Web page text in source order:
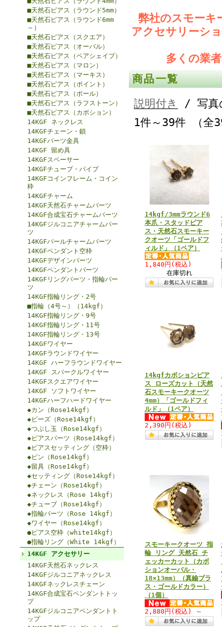
■天然石ピアス（ラウンド5mm）
■天然石ピアス（ラウンド6mm
～）
■天然石ピアス（スクエア）
■天然石ピアス（オーバル）
■天然石ピアス（ペアシェイプ）
■天然石ピアス（マロン）
■天然石ピアス（マーキス）
■天然石ピアス（ポイント）
■天然石ピアス（ボール）
■天然石ピアス（ラフストーン）
■天然石ピアス（カボション）
14KGF ネックレス
14KGFチェーン・鎖
14KGFパーツ金具
14KGF 留め具
14KGFスペーサー
14KGFチューブ・パイプ
14KGFコインフレーム・コイン
枠
14KGFチャーム
14KGF天然石チャームパーツ
14KGF合成宝石チャームパーツ
14KGFジルコニアチャームパー
ツ
14KGFパールチャームパーツ
14KGFペンダント空枠
14KGFデザインパーツ
14KGFペンダントパーツ
14KGFリングパーツ・指輪パー
ツ
14KGF指輪リング・2号
■指輪（4号～）（14kgf）
14KGF指輪リング・9号
14KGF指輪リング・11号
14KGF指輪リング・13号
14KGFワイヤー
14KGFラウンドワイヤー
14KGF ハーフラウンドワイヤー
14KGF スパークルワイヤー
14KGFスクエアワイヤー
14KGF ソフトワイヤー
14KGFハーフハードワイヤー
◆カン（Rose14kgf）
◆ビーズ（Rose14kgf）
◆つぶし玉（Rose14kgf）
◆ピアスパーツ（Rose14kgf）
◆ピアスセッティング（空枠）
◆ピン（Rose14kgf）
◆留具（Rose14kgf）
◆セッティング（Rose14kgf）
◆チェーン（Rose14kgf）
◆ネックレス（Rose 14kgf）
◆チューブ（Rose14kgf）
◆指輪パーツ（Rose 14kgf）
◆ワイヤー（Rose14kgf）
●ピアス空枠（white14kgf）
●指輪リング（White 14kgf）
14KGF アクセサリー
14KGF天然石ネックレス
14KGFジルコニアネックレス
14KGFネックレスチェーン
14KGF合成宝石ペンダントトッ
プ
14KGFジルコニアペンダントト
ップ
弊社のスモーキ
アクセサリーシ
多くの業
商品一覧
説明付き
/ 写真
1件～39件 （全
14kgf/3mmラウンド6
本爪・スタッドピア
ス・天然石スモーキー
クオーツ「ゴールドフ
ィルド」（1ペア）
1,840円 (税込)
在庫切れ
14kgfカボションピア
ス ローズカット（天然
石スモーキークオーツ
4mm）「ゴールドフィ
ルド」（1ペア）
2,390円 (税込)
スモーキークオーツ 指
輪 リング 天然石 チ
ェッカーカット（カボ
ションオーバル・
18×13mm）（真鍮ブラ
ス・ゴールドカラー）
（1個）
2,880円 (税込) ～